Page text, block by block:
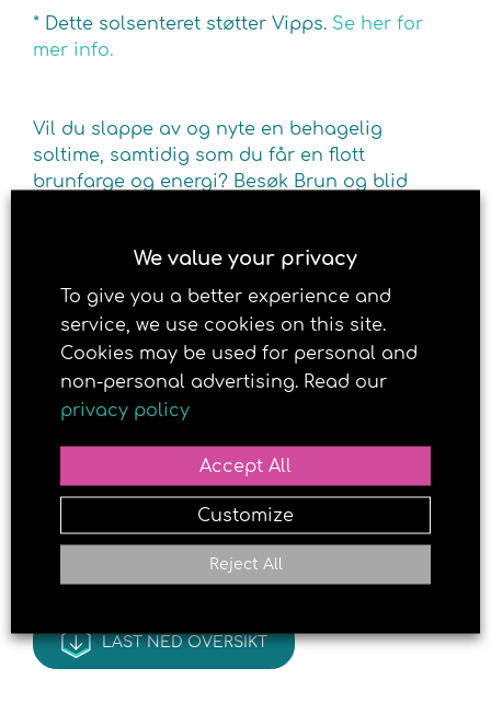
* Dette solsenteret støtter Vipps. Se her for
mer info.
Vil du slappe av og nyte en behagelig
soltime, samtidig som du får en flott
brunfarge og energi? Besøk Brun og blid
Smidsrødveien 14, 3120 Nøtterøy
LAST NED OVERSIKT
We value your privacy
To give you a better experience and
service, we use cookies on this site.
Cookies may be used for personal and
non-personal advertising. Read our
privacy policy
Accept All
Reject All
Customize